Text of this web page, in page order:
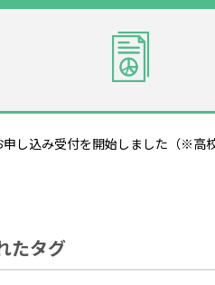
申し込み受付を開始しました（※高
たタグ